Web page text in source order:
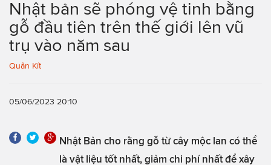
Nhật bản sẽ phóng vệ tinh bằng
gỗ đầu tiên trên thế giới lên vũ
trụ vào năm sau
Quân Kít
05/06/2023 20:10
Nhật Bản cho rằng gỗ từ cây mộc lan có thể
là vật liệu tốt nhất, giảm chi phí nhất để xây